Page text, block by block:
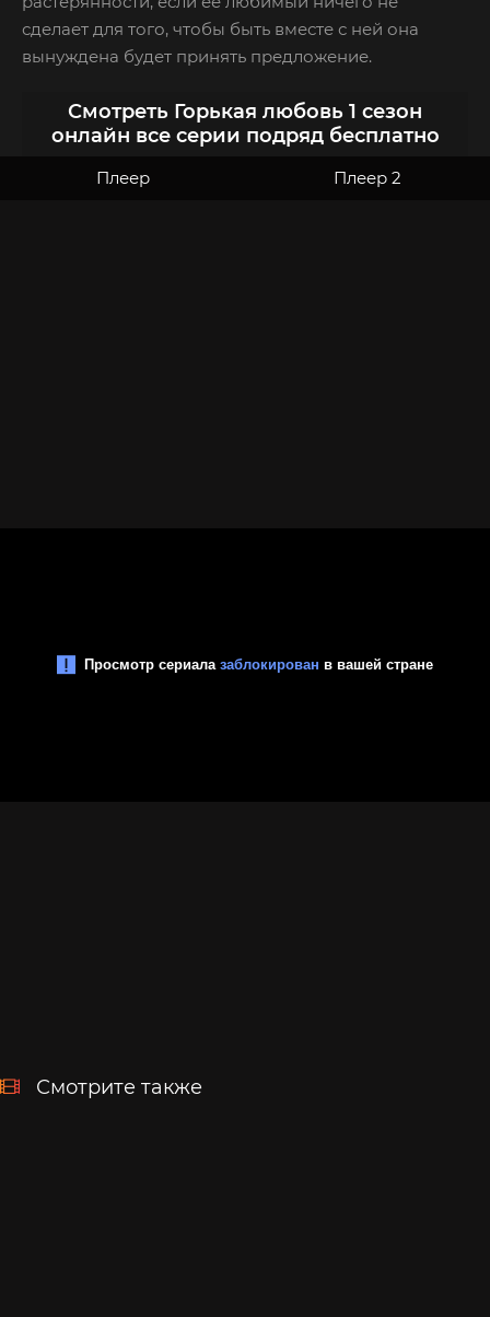
сделает для того, чтобы быть вместе с ней она
вынуждена будет принять предложение.
Смотреть Горькая любовь 1 сезон
онлайн все серии подряд бесплатно
Плеер Плеер 2
Смотрите также